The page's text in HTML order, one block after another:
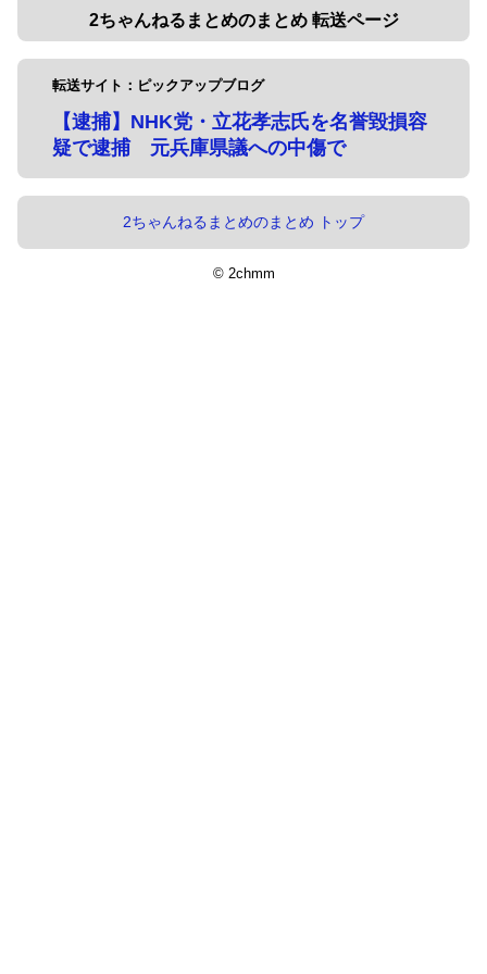
2ちゃんねるまとめのまとめ 転送ページ
転送サイト：ピックアップブログ
【逮捕】NHK党・立花孝志氏を名誉毀損容
疑で逮捕 元兵庫県議への中傷で
2ちゃんねるまとめのまとめ トップ
© 2chmm